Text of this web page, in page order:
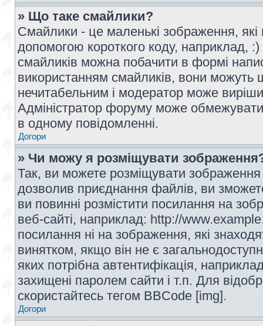
» Що таке смайлики?
Смайлики - це маленькі зображення, які
допомогою короткого коду, наприклад,
смайликів можна побачити в формі
використанням смайликів, вони
нечитабельним і модератор може
Адміністратор форуму може обмежувати
в одному повідомленні.
Догори
» Чи можу я розміщувати
Так, ви можете розміщувати
дозволив приєднання файлів, ви
ви повинні розмістити посилання на
веб-сайті, наприклад: http://
посилання ні на зображення, які
винятком, якщо він не є
яких потрібна автентифікація,
захищені паролем сайти і т.п. Для
скористайтесь тегом BBCode [img].
Догори